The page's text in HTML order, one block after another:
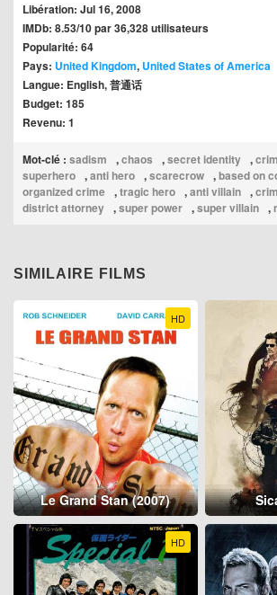
Libération: Jul 16, 2008
IMDb: 8.53/10 par 36,328 utilisateurs
Popularité: 64
Pays: United Kingdom, United States of America
Langue: English, 普通话
Budget: 185
Revenu: 1
Mot-clé : sadism ,chaos ,secret identity ,
superhero ,anti hero ,scarecrow ,based on
organized crime ,tragic hero ,anti villain ,
district attorney ,super power ,super villain ,
SIMILAIRE FILMS
HD
Le Grand Stan (2007)
HD